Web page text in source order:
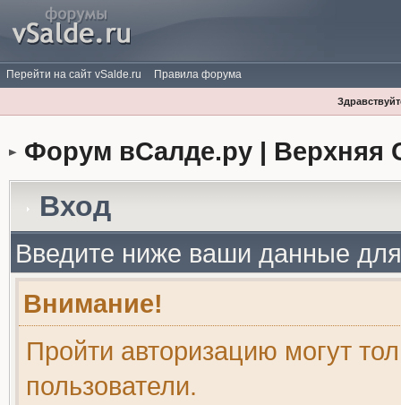
Перейти на сайт vSalde.ru Правила форума
Форум вСалде.ру | Верхняя
Вход
Введите ниже ваши данные
Внимание!
Пройти авторизацию могут
пользователи.